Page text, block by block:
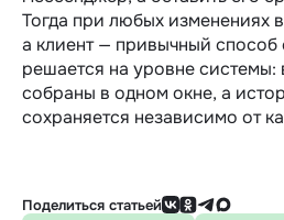
Тогда при любых изменениях
а клиент — привычный способ
решается на уровне
собраны в одном окне, а
сохраняется независимо от
Поделиться статьей